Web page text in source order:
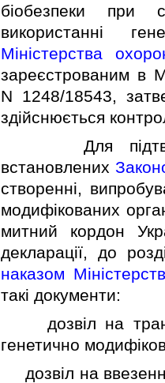
бiобезпеки при
використаннi
Мiнiстерства
зареєстрованим в
N 1248/18543,
здiйснюється
Для
встановлених
створеннi,
модифiкованих
митний кордон
декларацiї, до
наказом
такi документи:
дозвiл на
генетично
дозвiл на